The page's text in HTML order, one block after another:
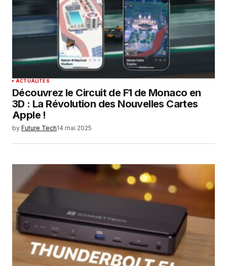
ACTUALITÉS
Découvrez le Circuit de F1 de Monaco en
3D : La Révolution des Nouvelles Cartes
Apple !
by Future Tech14 mai 2025